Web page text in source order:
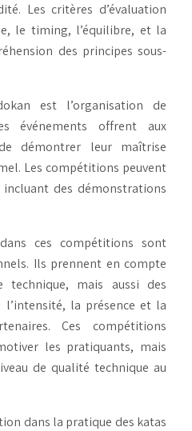
Les critères d’évaluation
le timing, l’équilibre, et la
des principes sous-
est l’organisation de
événements offrent aux
démontrer leur maîtrise
Les compétitions peuvent
des démonstrations
ces compétitions sont
Ils prennent en compte
technique, mais aussi des
la présence et la
Ces compétitions
les pratiquants, mais
de qualité technique au
dans la pratique des katas